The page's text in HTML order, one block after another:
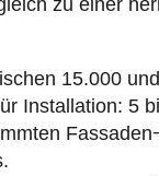
zu einer
15.000
Installation: 5